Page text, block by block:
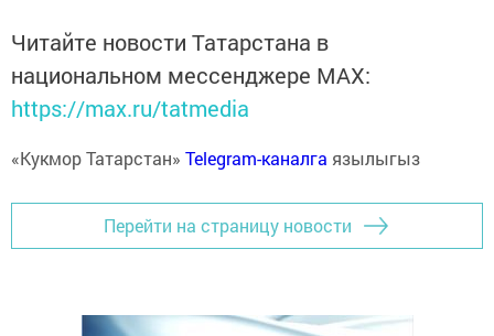
Читайте новости Татарстана в
национальном мессенджере MАХ:
https://max.ru/tatmedia
«Кукмор Татарстан» Telegram-каналга язылыгыз
Перейти на страницу новости